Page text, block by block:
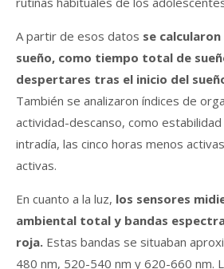
A partir de esos datos se
sueño, como tiempo total de
despertares tras el inicio del
También se analizaron índices de
actividad-descanso, como
intradía, las cinco horas menos
activas.
En cuanto a la luz, los sensores
ambiental total y bandas
roja. Estas bandas se situaban
480 nm, 520-540 nm y 620-660 nm.